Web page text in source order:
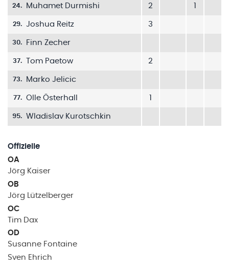
24. Muhamet Durmishi 2
29. Joshua Reitz 3
30. Finn Zecher
37. Tom Paetow 2
73. Marko Jelicic
77. Olle Österhall
95. Wladislav Kurotschkin
Offizielle
OA
Jörg Kaiser
OB
Jörg
Lützelberger
OC
Tim Dax
OD
Susanne Fontaine
Sven Ehrich